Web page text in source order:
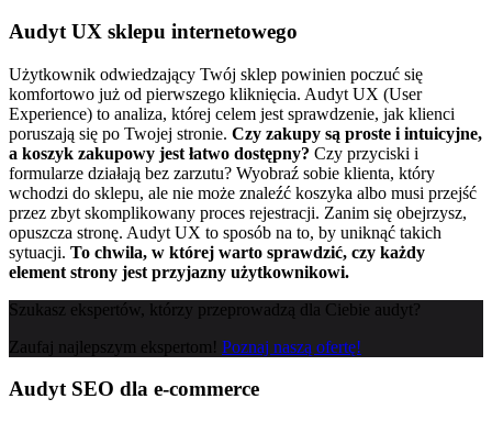
Audyt UX sklepu internetowego
Użytkownik odwiedzający Twój sklep powinien poczuć się
komfortowo już od pierwszego kliknięcia. Audyt UX (User
Experience) to analiza, której celem jest sprawdzenie, jak klienci
poruszają się po Twojej stronie. Czy zakupy są proste i intuicyjne,
a koszyk zakupowy jest łatwo dostępny? Czy przyciski i
formularze działają bez zarzutu? Wyobraź sobie klienta, który
wchodzi do sklepu, ale nie może znaleźć koszyka albo musi przejść
przez zbyt skomplikowany proces rejestracji. Zanim się obejrzysz,
opuszcza stronę. Audyt UX to sposób na to, by uniknąć takich
sytuacji. To chwila, w której warto sprawdzić, czy każdy
element strony jest przyjazny użytkownikowi.
Szukasz ekspertów, którzy przeprowadzą dla Ciebie audyt?
Zaufaj najlepszym ekspertom! Poznaj naszą ofertę!
Audyt SEO dla e-commerce